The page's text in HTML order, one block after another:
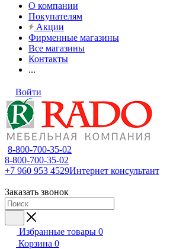
О компании
Покупателям
Акции
Фирменные магазины
Все магазины
Контакты
...
Войти
8-800-700-35-02
8-800-700-35-02
+7 960 953 4529Интернет консультант
Заказать звонок
Избранные товары 0
Корзина 0